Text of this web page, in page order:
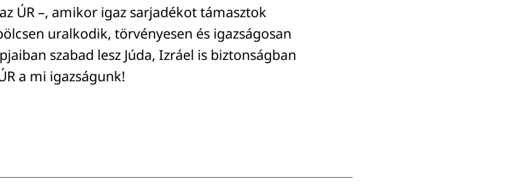
ÚR –, amikor igaz sarjadékot támasztok
uralkodik, törvényesen és igazságosan
szabad lesz Júda, Izráel is biztonságban
a mi igazságunk!